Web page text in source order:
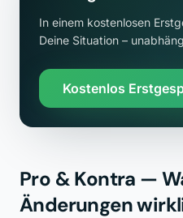
In einem kostenlosen
Deine Situation –
Kostenlos
Pro & Kontra —
Änderungen